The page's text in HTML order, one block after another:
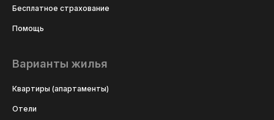
Бесплатное страхование
Помощь
Варианты жилья
Квартиры (апартаменты)
Отели